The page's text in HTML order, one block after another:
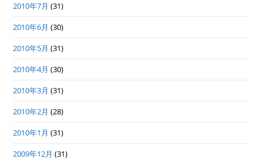
2010年7月 (31)
2010年6月 (30)
2010年5月 (31)
2010年4月 (30)
2010年3月 (31)
2010年2月 (28)
2010年1月 (31)
2009年12月 (31)